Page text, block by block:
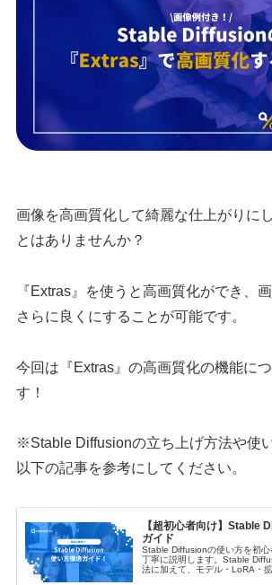
画像を高画質化して綺麗な仕上がりに
とはありませんか？
『Extras』を使うと高画質化ができ、
さらに良くにすることが可能です。
今回は『Extras』の高画質化の機能に
す！
※Stable Diffusionの立ち上げ方法や使
以下の記事を参考にしてください。
【超初心者向け】Stable
ガイド
Stable Diffusionの使い方を初心
丁寧に説明します。Stable
法に加えて、モデル・LoRA・